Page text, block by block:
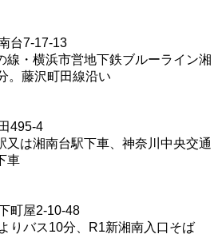
台7-17-13
線・横浜市営地下鉄ブルーライン湘
。藤沢町田線沿い
495-4
又は湘南台駅下車、神奈川中央交通
車
町屋2-10-48
りバス10分、R1新湘南入口そば